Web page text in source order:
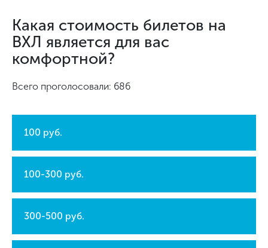
Какая стоимость билетов на
ВХЛ является для вас
комфортной?
Всего проголосовали: 686
100 руб.
100-300 руб.
300-500 руб.